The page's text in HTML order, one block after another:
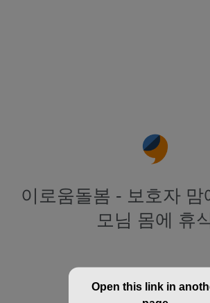
이로움돌봄 - 보호자 맘
모님 몸에 휴